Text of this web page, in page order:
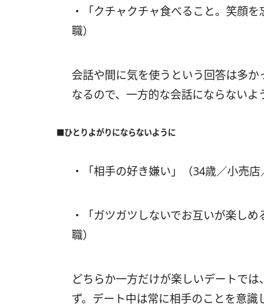
・「クチャクチャ食べること。笑顔
職）
会話や間に気を使うという回答は多
なるので、一方的な会話にならないよ
■ひとりよがりにならないように
・「相手の好き嫌い」（34歳／小売店
・「ガツガツしないでお互いが楽し
職）
どちらか一方だけが楽しいデートで
ず。デート中は常に相手のことを意識